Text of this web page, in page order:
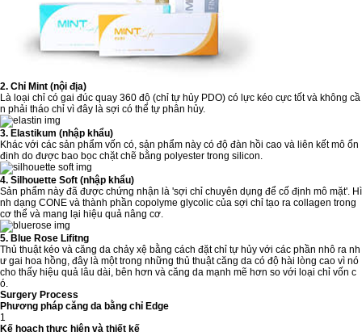
2. Chỉ Mint (nội địa)
Là loại chỉ có gai đúc quay 360 độ (chỉ tự hủy PDO) có lực kéo cực tốt và không cầ
n phải tháo chỉ vì đây là sợi có thể tự phân hủy.
3. Elastikum (nhập khẩu)
Khác với các sản phẩm vốn có, sản phẩm này có độ đàn hồi cao và liên kết mô ổn
định do được bao bọc chặt chẽ bằng polyester trong silicon.
4. Silhouette Soft (nhập khẩu)
Sản phẩm này đã được chứng nhận là 'sợi chỉ chuyên dụng để cố định mô mặt'. Hì
nh dạng CONE và thành phần copolyme glycolic của sợi chỉ tạo ra collagen trong
cơ thể và mang lại hiệu quả nâng cơ.
5. Blue Rose Lifitng
Thủ thuật kéo và căng da chảy xệ bằng cách đặt chỉ tự hủy với các phần nhô ra nh
ư gai hoa hồng, đây là một trong những thủ thuật căng da có độ hài lòng cao vì nó
cho thấy hiệu quả lâu dài, bên hơn và căng da mạnh mẽ hơn so với loại chỉ vốn c
ó.
Surgery Process
Phương pháp căng da bằng chỉ Edge
1
Kế hoạch thực hiện và thiết kế